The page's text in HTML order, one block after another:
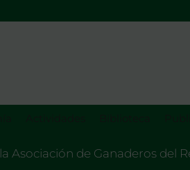
Asociación de Ganaderos del